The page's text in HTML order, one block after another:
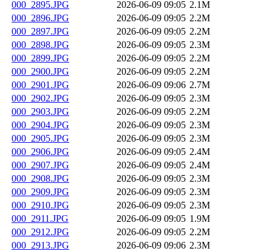
000_2895.JPG 2026-06-09 09:05 2.1M
000_2896.JPG
2026-06-09 09:05 2.2M
000_2897.JPG
2026-06-09 09:05 2.2M
000_2898.JPG
2026-06-09 09:05 2.3M
000_2899.JPG
2026-06-09 09:05 2.2M
000_2900.JPG
2026-06-09 09:05 2.2M
000_2901.JPG
2026-06-09 09:06 2.7M
000_2902.JPG
2026-06-09 09:05 2.3M
000_2903.JPG
2026-06-09 09:05 2.2M
000_2904.JPG
2026-06-09 09:05 2.3M
000_2905.JPG
2026-06-09 09:05 2.3M
000_2906.JPG
2026-06-09 09:05 2.4M
000_2907.JPG
2026-06-09 09:05 2.4M
000_2908.JPG
2026-06-09 09:05 2.3M
000_2909.JPG
2026-06-09 09:05 2.3M
000_2910.JPG
2026-06-09 09:05 2.3M
000_2911.JPG
2026-06-09 09:05 1.9M
000_2912.JPG
2026-06-09 09:05 2.2M
000_2913.JPG
2026-06-09 09:06 2.3M